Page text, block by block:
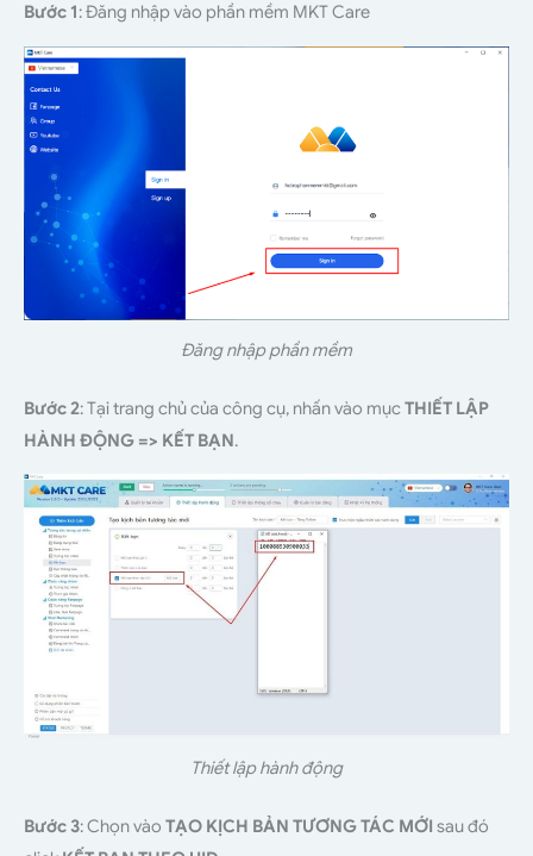
Bước 1: Đăng nhập vào phần mềm MKT Care
Đăng nhập phần mềm
Bước 2: Tại trang chủ của công cụ, nhấn vào mụcTHIẾT LẬP
HÀNH ĐỘNG => KẾT BẠN.
Thiết lập hành động
Bước 3: Chọn vào TẠO KỊCH BẢN TƯƠNG TÁC MỚI sau đó